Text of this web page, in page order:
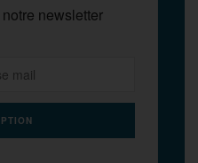
newsletter